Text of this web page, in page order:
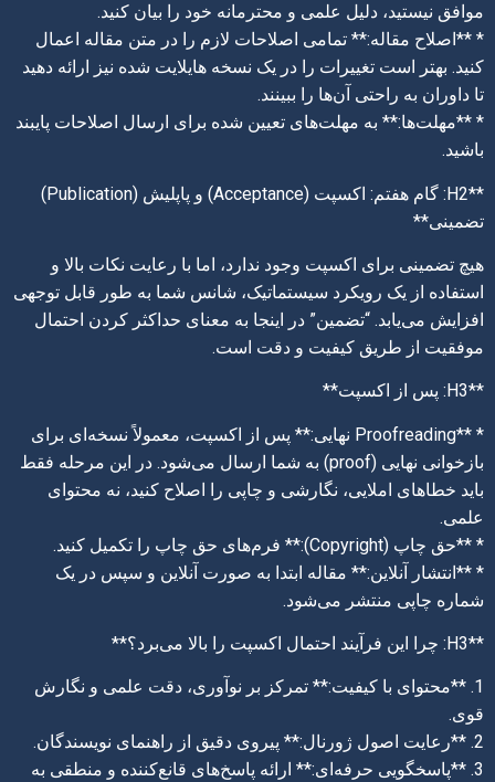
موافق نیستید، دلیل علمی و محترمانه خود را بیان کنید.
* **اصلاح مقاله:** تمامی اصلاحات لازم را در متن مقاله اعمال
کنید. بهتر است تغییرات را در یک نسخه هایلایت شده نیز ارائه دهید
تا داوران به راحتی آن‌ها را ببینند.
* **مهلت‌ها:** به مهلت‌های تعیین شده برای ارسال اصلاحات پایبند
باشید.
**H2: گام هفتم: اکسپت (Acceptance) و پاپلیش (Publication)
تضمینی**
هیچ تضمینی برای اکسپت وجود ندارد، اما با رعایت نکات بالا و
استفاده از یک رویکرد سیستماتیک، شانس شما به طور قابل توجهی
افزایش می‌یابد. “تضمین” در اینجا به معنای حداکثر کردن احتمال
موفقیت از طریق کیفیت و دقت است.
**H3: پس از اکسپت**
* **Proofreading نهایی:** پس از اکسپت، معمولاً نسخه‌ای برای
بازخوانی نهایی (proof) به شما ارسال می‌شود. در این مرحله فقط
باید خطاهای املایی، نگارشی و چاپی را اصلاح کنید، نه محتوای
علمی.
* **حق چاپ (Copyright):** فرم‌های حق چاپ را تکمیل کنید.
* **انتشار آنلاین:** مقاله ابتدا به صورت آنلاین و سپس در یک
شماره چاپی منتشر می‌شود.
**H3: چرا این فرآیند احتمال اکسپت را بالا می‌برد؟**
1. **محتوای با کیفیت:** تمرکز بر نوآوری، دقت علمی و نگارش
قوی.
2. **رعایت اصول ژورنال:** پیروی دقیق از راهنمای نویسندگان.
3. **پاسخگویی حرفه‌ای:** ارائه پاسخ‌های قانع‌کننده و منطقی به